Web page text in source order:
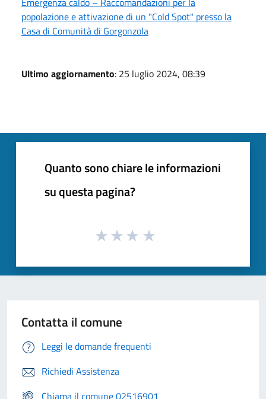
popolazione e attivazione di un "Cold Spot" presso la
Casa di Comunità di Gorgonzola
Ultimo aggiornamento: 25 luglio 2024, 08:39
Quanto sono chiare le informazioni
su questa pagina?
Contatta il comune
Leggi le domande frequenti
Richiedi Assistenza